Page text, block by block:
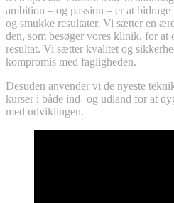
ambition – og passion – er at
og smukke resultater. Vi sætter en
den, som besøger vores klinik, for at
resultat. Vi sætter kvalitet og
kompromis med fagligheden.
Desuden anvender vi de nyeste
kurser i både ind- og udland for at
med udviklingen.